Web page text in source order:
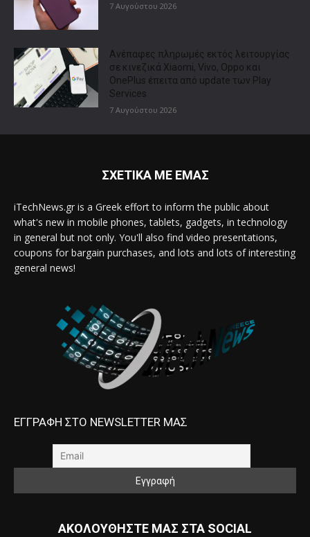
7 Αυγούστου 2026
Ανέπαφες πληρωμές εκτός λειτουργίας
σε κινεζικά Xiaomi, Vivo, Oppo και
OnePlus έπειτα από update των Play
Services
7 Αυγούστου 2026
ΣΧΕΤΙΚΑ ΜΕ ΕΜΑΣ
iTechNews.gr is a Greek effort to inform the public about
what's new in mobile phones, tablets, gadgets, in technology
in general but not only. You'll also find video presentations,
coupons for bargain purchases, and lots and lots of interesting
general news!
ΕΓΓΡΑΦΗ ΣΤΟ NEWSLETTER ΜΑΣ
ΑΚΟΛΟΥΘΗΣΤΕ ΜΑΣ ΣΤΑ SOCIAL